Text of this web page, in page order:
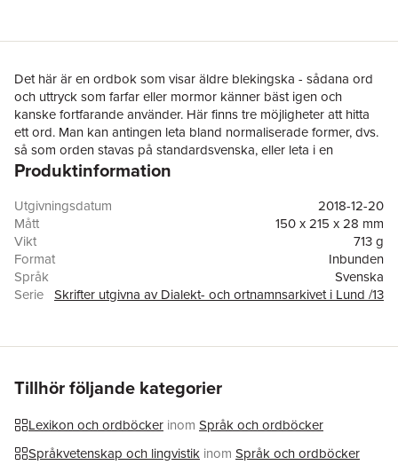
Det här är en ordbok som visar äldre blekingska - sådana ord
och uttryck som farfar eller mormor känner bäst igen och
kanske fortfarande använder. Här finns tre möjligheter att hitta
ett ord. Man kan antingen leta bland normaliserade former, dvs.
så som orden stavas på standardsvenska, eller leta i en
avdelning där uttalet är uppslagsord. Det går också att utgå
blekingsk dialekt. Och så ges det tips hur det går att söka
dialektord i en databas på nätet.
Produktinformation
Utgivningsdatum
2018-12-20
Mått
150 x 215 x 28 mm
Vikt
713 g
Format
Inbunden
Språk
Svenska
Serie Skrifter utgivna av Dialekt- och ortnamnsarkivet i Lund /13
Förlag
Institutet för språk och folkminnen, Göteborg
Originaltitel
Tillhör följande kategorier
Lexikon och ordböcker inom Språk och ordböcker
Språkvetenskap och lingvistik inom Språk och ordböcker